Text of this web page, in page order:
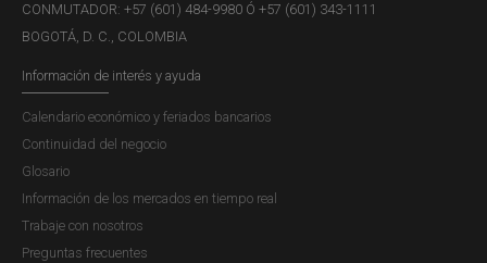
CONMUTADOR: +57 (601) 484-9980 Ó +57 (601) 343-1111
BOGOTÁ, D. C., COLOMBIA
Información de interés y ayuda
Calendario económico y feriados bancarios
Continuidad del negocio
Glosario
Información de los mercados en tiempo real
Trabaje con nosotros
Preguntas frecuentes